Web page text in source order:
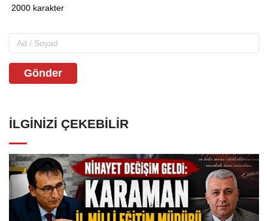
Gönder
İLGINIZI ÇEKEBILIR